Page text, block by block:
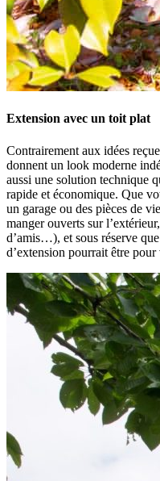
Extension avec un toit plat
Contrairement aux idées
donnent un look moderne
aussi une solution technique
rapide et économique. Que
un garage ou des pièces de
manger ouverts sur
d’amis…), et sous réserve
d’extension pourrait être pour